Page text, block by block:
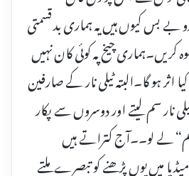
بس کیوں ہیں یہ ہماری بد قسمتی
چیخ پہ کوئی کان نہیں
ہو گا۔البتہ ٹیلی نار کے صارفین
سم لیتے اور دوسروں سے پکار
لے لو۔۔آج کتراتے ہیں
میں یوں پڑھنے کو تبصرے ملتے